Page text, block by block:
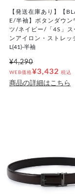
【発送在庫あり】【
E/半袖】ボタンダウン
ツ/ネイビー/「4S」ス
ンアイロン・ストレッ
L(41)-半袖
¥4,290
WEB価格¥3,432 税込
商品の詳細はこちら